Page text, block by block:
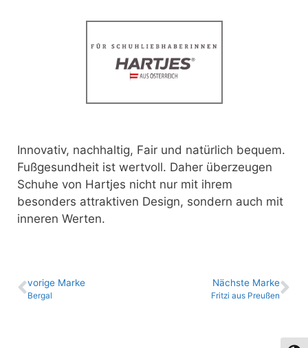
Innovativ, nachhaltig, Fair und natürlich bequem.
Fußgesundheit ist wertvoll. Daher überzeugen
Schuhe von Hartjes nicht nur mit ihrem
besonders attraktiven Design, sondern auch mit
inneren Werten.
vo­ri­ge Marke
Bergal
Nächste Marke
Fritzi aus Preußen